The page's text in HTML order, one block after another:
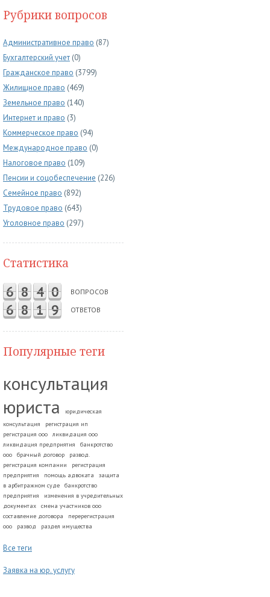
Рубрики вопросов
Административное право (87)
Бухгалтерский учет (0)
Гражданское право (3799)
Жилищное право (469)
Земельное право (140)
Интернет и право (3)
Коммерческое право (94)
Международное право (0)
Налоговое право (109)
Пенсии и соцобеспечение (226)
Семейное право (892)
Трудовое право (643)
Уголовное право (297)
Статистика
6 8 4 0 ВОПРОСОВ
6 8 1 9 ОТВЕТОВ
Популярные теги
консультация
юриста
юридическая
консультация
регистрация ип
регистрация ооо
ликвидация ооо
ликвидация предприятия
банкротство
ооо
брачный договор
развод.
регистрация компании
регистрация
предприятия
помощь адвоката
защита
в арбитражном суде
банкротство
предприятия
изменения в учредительных
документах
смена участников ооо
составление договора
перерегистрация
ооо
развод раздел имущества
Все теги
Заявка на юр. услугу